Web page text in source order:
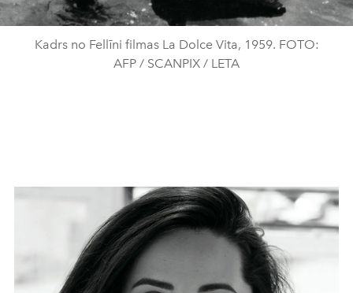
Kadrs no Fellīni filmas La Dolce Vita, 1959. FOTO:
AFP / SCANPIX / LETA